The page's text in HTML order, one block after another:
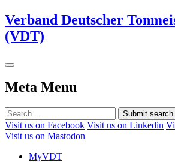
Verband Deutscher
(VDT)
Meta Menu
Submit search
Visit us on Facebook Visit us on Linkedin
Visit us on Mastodon
MyVDT